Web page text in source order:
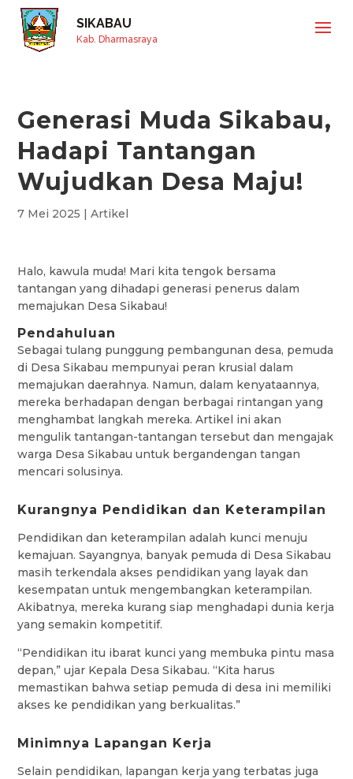
SIKABAU
Kab. Dharmasraya
Generasi Muda Sikabau,
Hadapi Tantangan
Wujudkan Desa Maju!
7 Mei 2025 |Artikel
Halo, kawula muda! Mari kita tengok bersama
tantangan yang dihadapi generasi penerus dalam
memajukan Desa Sikabau!
Pendahuluan
Sebagai tulang punggung pembangunan desa, pemuda
di Desa Sikabau mempunyai peran krusial dalam
memajukan daerahnya. Namun, dalam kenyataannya,
mereka berhadapan dengan berbagai rintangan yang
menghambat langkah mereka. Artikel ini akan
mengulik tantangan-tantangan tersebut dan mengajak
warga Desa Sikabau untuk bergandengan tangan
mencari solusinya.
Kurangnya Pendidikan dan Keterampilan
Pendidikan dan keterampilan adalah kunci menuju
kemajuan. Sayangnya, banyak pemuda di Desa Sikabau
masih terkendala akses pendidikan yang layak dan
kesempatan untuk mengembangkan keterampilan.
Akibatnya, mereka kurang siap menghadapi dunia kerja
yang semakin kompetitif.
“Pendidikan itu ibarat kunci yang membuka pintu masa
depan,” ujar Kepala Desa Sikabau. “Kita harus
memastikan bahwa setiap pemuda di desa ini memiliki
akses ke pendidikan yang berkualitas.”
Minimnya Lapangan Kerja
Selain pendidikan, lapangan kerja yang terbatas juga